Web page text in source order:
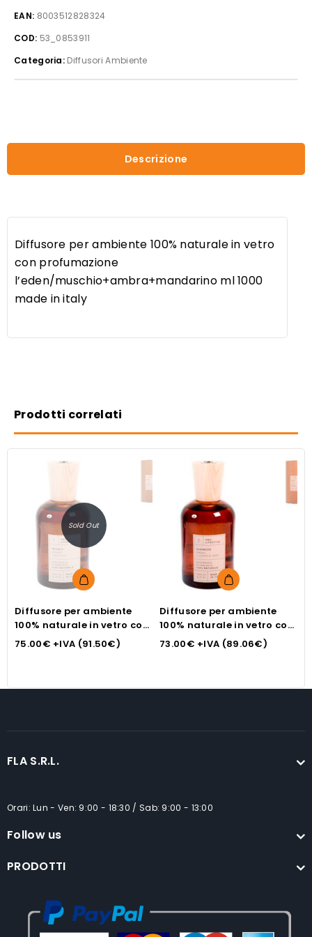
ambiente
naturale
in
EAN: 8003512828324
COD: 53_0853911
Categoria: Diffusori Ambiente
Descrizione
Diffusore per ambiente 100% naturale in vetro
con profumazione
l’eden/muschio+ambra+mandarino ml 1000
made in italy
Prodotti correlati
Sold Out
Diffusore per ambiente
100% naturale in vetro con
profumazione
75.00€ +IVA (91.50€)
Diffusore per ambiente
100% naturale in vetro con
profumazione
73.00€ +IVA (89.06€)
FLA S.R.L.
Orari: Lun - Ven: 9:00 - 18:30 / Sab: 9:00 - 13:00
Follow us
PRODOTTI